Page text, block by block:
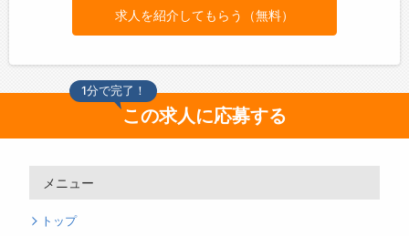
求人を紹介してもらう（無料）
1分で完了！
この求人に応募する
メニュー
トップ